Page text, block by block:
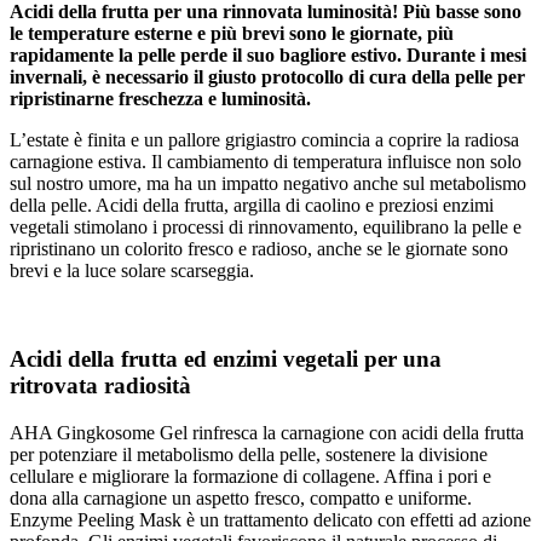
Acidi della frutta per una rinnovata luminosità! Più basse sono
le temperature esterne e più brevi sono le giornate, più
rapidamente la pelle perde il suo bagliore estivo. Durante i mesi
invernali, è necessario il giusto protocollo di cura della pelle per
ripristinarne freschezza e luminosità.
L’estate è finita e un pallore grigiastro comincia a coprire la radiosa
carnagione estiva. Il cambiamento di temperatura influisce non solo
sul nostro umore, ma ha un impatto negativo anche sul metabolismo
della pelle. Acidi della frutta, argilla di caolino e preziosi enzimi
vegetali stimolano i processi di rinnovamento, equilibrano la pelle e
ripristinano un colorito fresco e radioso, anche se le giornate sono
brevi e la luce solare scarseggia.
Acidi della frutta ed enzimi vegetali per una
ritrovata radiosità
AHA Gingkosome Gel rinfresca la carnagione con acidi della frutta
per potenziare il metabolismo della pelle, sostenere la divisione
cellulare e migliorare la formazione di collagene. Affina i pori e
dona alla carnagione un aspetto fresco, compatto e uniforme.
Enzyme Peeling Mask è un trattamento delicato con effetti ad azione